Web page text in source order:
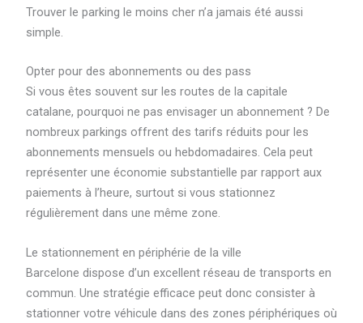
Trouver le parking le moins cher n’a jamais été aussi
simple.
Opter pour des abonnements ou des pass
Si vous êtes souvent sur les routes de la capitale
catalane, pourquoi ne pas envisager un abonnement ? De
nombreux parkings offrent des tarifs réduits pour les
abonnements mensuels ou hebdomadaires. Cela peut
représenter une économie substantielle par rapport aux
paiements à l’heure, surtout si vous stationnez
régulièrement dans une même zone.
Le stationnement en périphérie de la ville
Barcelone dispose d’un excellent réseau de transports en
commun. Une stratégie efficace peut donc consister à
stationner votre véhicule dans des zones périphériques où